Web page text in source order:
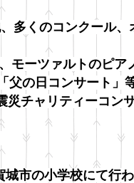
多くのコンクール、
ーツァルトのピア
の日コンサート」
チャリティーコン
市の小学校にて行わ